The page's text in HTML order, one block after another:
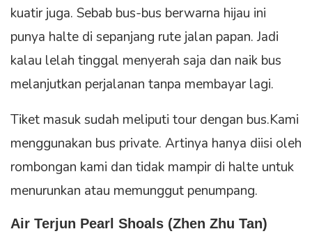
kuatir juga. Sebab bus-bus berwarna hijau ini
punya halte di sepanjang rute jalan papan. Jadi
kalau lelah tinggal menyerah saja dan naik bus
melanjutkan perjalanan tanpa membayar lagi.
Tiket masuk sudah meliputi tour dengan bus.Kami
menggunakan bus private. Artinya hanya diisi oleh
rombongan kami dan tidak mampir di halte untuk
menurunkan atau memunggut penumpang.
Air Terjun Pearl Shoals (Zhen Zhu Tan)